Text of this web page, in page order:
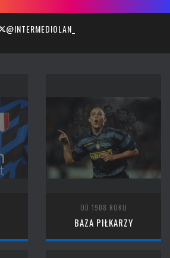
@INTERMEDIOLAN_
OD 1908 ROKU
BAZA PIŁKARZY